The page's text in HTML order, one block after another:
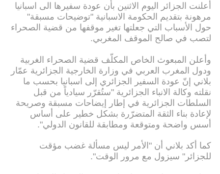
أعلنت الجزائر اليوم الاثنين بأن عودة سفيرها الى اسبانيا
مرهونة بتقديم الحكومة الاسبانية "توضيحات مسبقة"
حول الأسباب التي جعلتها تغير موقفها من قضية الصحراء
لتصب في صالح الموقف المغربي.
وأعلن المبعوث الخاص المكلّف قضية الصحراء الغربية
ودول المغرب العربي في وزارة الخارجية الجزائرية عمّار
بلاني إنّ عودة السفير الجزائري إلى اسبانيا بحسب ما
نقلته وكالة الانباء الجزائرية "ستُقرّر سيادياً من قبل
السلطات الجزائرية في إطار إيضاحات مسبقة وصريحة
لإعادة بناء الثقة المتضرّرة بشكل خطير على أساس
أسس واضحة ومتوقعة ومطابقة للقانون الدولي".
كما أكد بلاني أن "الأمر ليس مسألة غضب مؤقت
للجزائر" سيزول مع مرور الوقت".